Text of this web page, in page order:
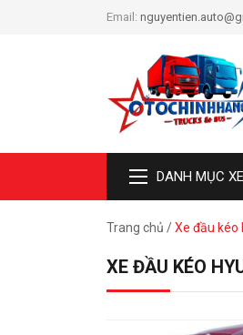
Email:
DANH MỤC
Trang chủ /Xe đầu kéo
XE ĐẦU KÉO